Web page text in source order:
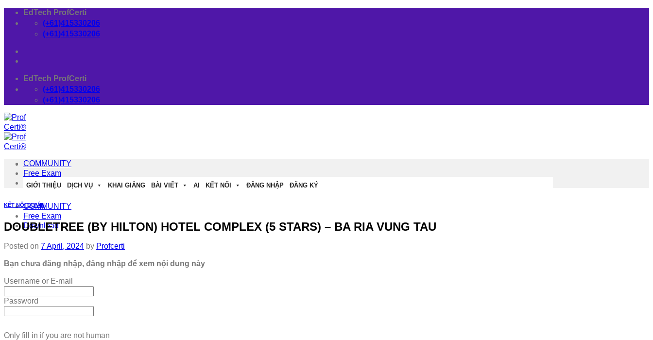
Skip
EdTech ProfCerti
(+61)415330206
(+61)415330206
EdTech ProfCerti
(+61)415330206
(+61)415330206
GIỚI THIỆU DỊCH VỤ KHAI GIẢNG BÀI VIẾT AI KẾT NỐI ĐĂNG NHẬP ĐĂNG KÝ
COMMUNITY
Free Exam
Download
COMMUNITY
Free Exam
Download
KẾT NỐI DỰ ÁN
DOUBLETREE (BY HILTON) HOTEL COMPLEX (5 STARS) – BA RIA VUNG TAU
Posted on 7 April, 2024 by Profcerti
Bạn chưa đăng nhập, đăng nhập để xem nội dung này
Username or E-mail
Password
Only fill in if you are not human